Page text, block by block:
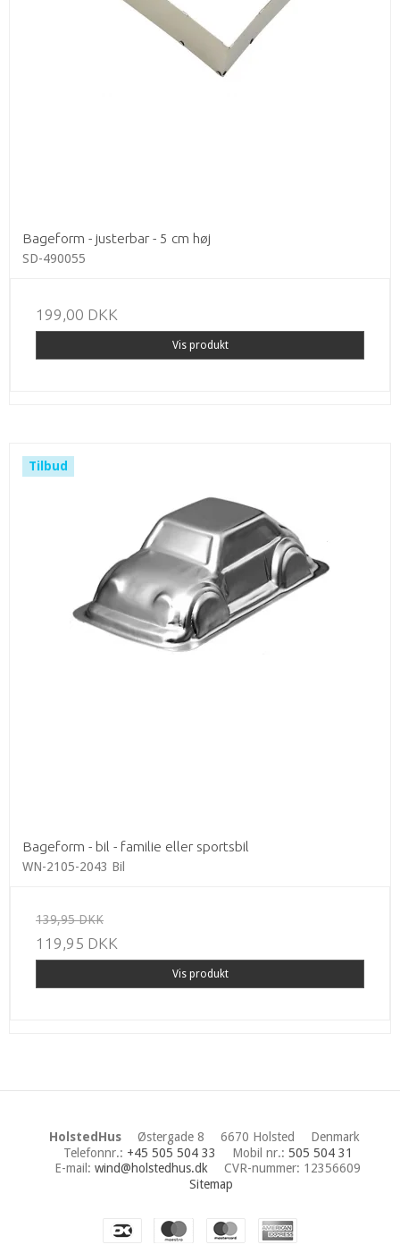
Bageform - justerbar - 5 cm høj
SD-490055
199,00 DKK
Vis produkt
Tilbud
Bageform - bil - familie eller sportsbil
WN-2105-2043 Bil
139,95 DKK
119,95 DKK
Vis produkt
HolstedHus Østergade 8 6670 Holsted
Denmark
Telefonnr.: +45 505 504 33 Mobil nr.: 505 504 31
E-mail : wind@holstedhus.dk CVR-nummer: 12356609
Sitemap